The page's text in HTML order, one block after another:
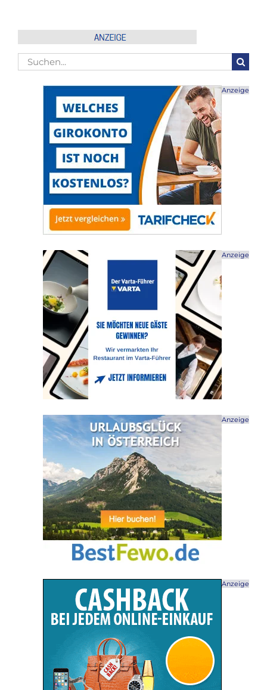
Suche
nach:
Anzeige
Anzeige
Anzeige
Anzeige